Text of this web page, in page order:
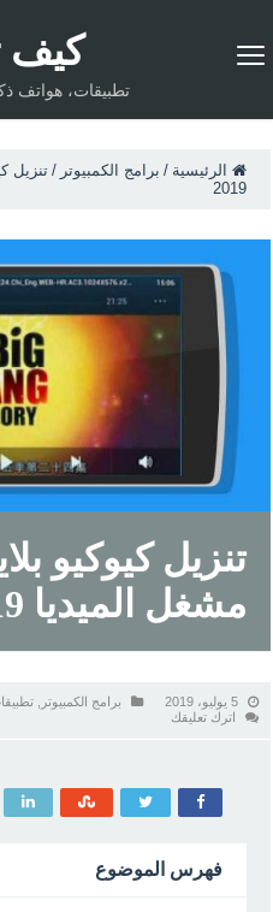
كيف
تطبيقات، هواتف
الرئيسية / برامج الكمبيوتر /
2019
مشغل الميديا 2019
5 يوليو، 2019 برامج الكمبيوتر ,
اترك تعليقك
فهرس الموضوع